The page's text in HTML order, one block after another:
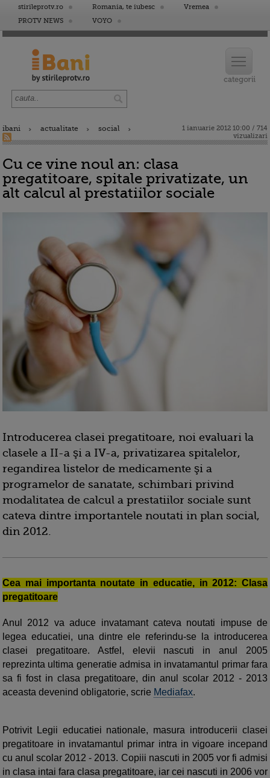
stirileprotv.ro Romania, te iubesc
Vremea
PROTV NEWS
VOYO
ibani actualitate social
1 ianuarie 2012 10:00 / 714
vizualizari
Cu ce vine noul an: clasa
pregatitoare, spitale privatizate, un
alt calcul al prestatiilor sociale
Introducerea clasei pregatitoare, noi evaluari la
clasele a II-a şi a IV-a, privatizarea spitalelor,
regandirea listelor de medicamente şi a
programelor de sanatate, schimbari privind
modalitatea de calcul a prestatiilor sociale sunt
cateva dintre importantele noutati in plan social,
din 2012.
Cea mai importanta noutate in educatie, in 2012: Clasa
pregatitoare
Anul 2012 va aduce invatamant cateva noutati impuse de
legea educatiei, una dintre ele referindu-se la introducerea
clasei pregatitoare. Astfel, elevii nascuti in anul 2005
reprezinta ultima generatie admisa in invatamantul primar fara
sa fi fost in clasa pregatitoare, din anul scolar 2012 - 2013
aceasta devenind obligatorie, scrie Mediafax.
Potrivit Legii educatiei nationale, masura introducerii clasei
pregatitoare in invatamantul primar intra in vigoare incepand
cu anul scolar 2012 - 2013. Copiii nascuti in 2005 vor fi admisi
in clasa intai fara clasa pregatitoare, iar cei nascuti in 2006 vor